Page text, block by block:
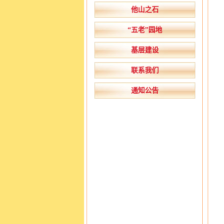
他山之石
“五老”园地
基层建设
联系我们
通知公告